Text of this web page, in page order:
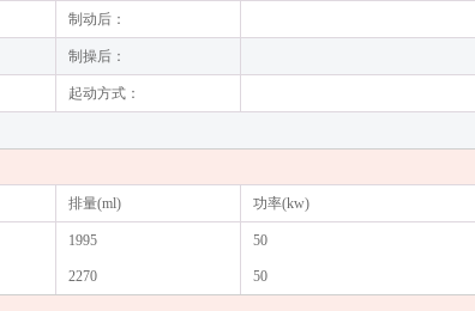
制动后：
制操后：
起动方式：
排量(ml) 功率(kw)
1995
2270
50
50